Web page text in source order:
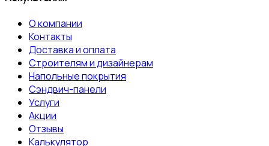
О компании
Контакты
Доставка и оплата
Строителям и дизайнерам
Напольные покрытия
Сэндвич-панели
Услуги
Акции
Отзывы
Калькулятор